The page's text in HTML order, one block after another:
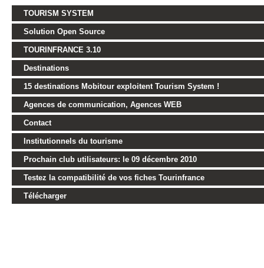
TOURISM SYSTEM
Solution Open Source
TOURINFRANCE 3.10
Destinations
15 destinations Mobitour exploitent Tourism System !
Agences de communication, Agences WEB
Contact
Institutionnels du tourisme
Prochain club utilisateurs: le 09 décembre 2010
Testez la compatibilité de vos fiches Tourinfrance
Télécharger